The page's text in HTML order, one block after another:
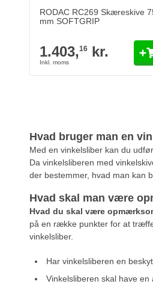
RODAC RC269 Skæreskive
mm SOFTGRIP
1.403,16kr.
Hvad bruger man en
Med en vinkelsliber kan du
Da vinkelsliberen med
der bestemmer, hvad man kan
Hvad skal man være
Hvad du skal være
på en række punkter for at
vinkelsliber.
Har vinkelsliberen en
Vinkelsliberen skal have